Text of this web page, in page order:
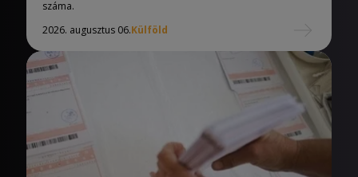
száma.
2026. augusztus 06.Külföld